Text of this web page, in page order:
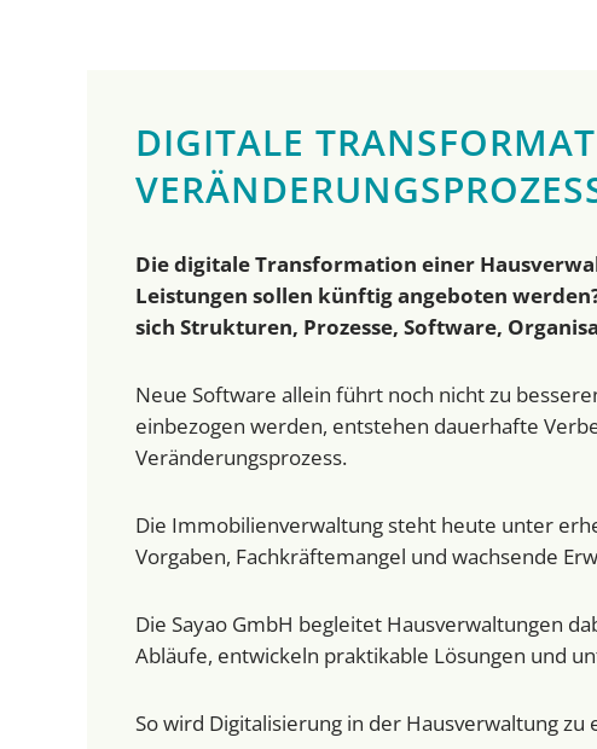
DIGITALE
Die digitale Transformation einer
Leistungen sollen künftig angeboten
sich Strukturen, Prozesse, Software,
Neue Software allein führt noch nicht zu
einbezogen werden, entstehen dauerhafte
Veränderungsprozess.
Die Immobilienverwaltung steht heute unter
Vorgaben, Fachkräftemangel und wachsende
Die Sayao GmbH begleitet Hausverwaltungen
Abläufe, entwickeln praktikable Lösungen und
So wird Digitalisierung in der Hausverwaltung